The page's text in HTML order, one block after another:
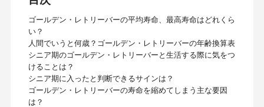
ゴールデン・レトリーバーの平均寿命、最高寿命はどれくら
い？
人間でいうと何歳？ゴールデン・レトリーバーの年齢換算表
シニア期のゴールデン・レトリーバーと生活する際に気をつ
けることは？
シニア期に入ったと判断できるサインは？
ゴールデン・レトリーバーの寿命を縮めてしまう主な要因
は？